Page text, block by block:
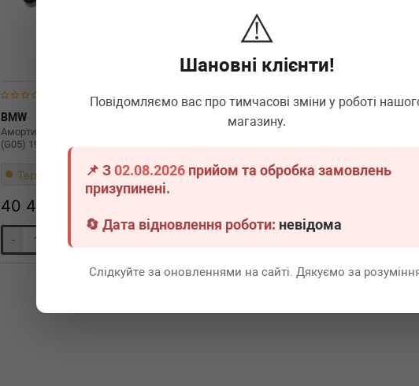
⚠️
Шановні клієнти!
Повідомляємо вас про тимчасові зміни у роботі
магазину.
📌 З02.08.2026 прийом та обробка замовлень
призупинені.
🔄 Дата відновлення роботи: невідома
Слідкуйте за оновленнями на сайті. Дякуємо за
BMW
Амортизатор (задній) BMW X5
(G05) 19- (R)
Термін 1 дн. 1 шт.
40 440
-
37109500365
Амортизатор (задній) BMW X5
Термін 1 дн. 1 шт.
(G05)